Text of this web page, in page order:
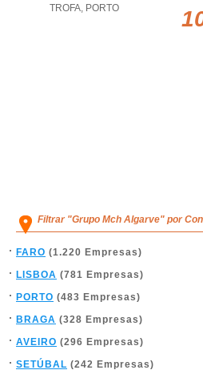
TROFA, PORTO
Filtrar "Grupo Mch Algarve" por
FARO (1.220 Empresas)
LISBOA (781 Empresas)
PORTO (483 Empresas)
BRAGA (328 Empresas)
AVEIRO (296 Empresas)
SETÚBAL (242 Empresas)